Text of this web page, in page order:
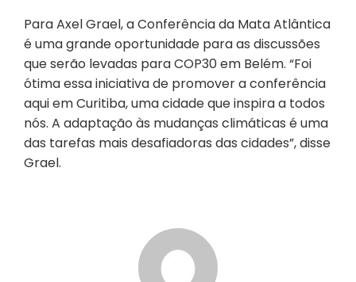
Para Axel Grael, a Conferência da Mata Atlântica
é uma grande oportunidade para as discussões
que serão levadas para COP30 em Belém. “Foi
ótima essa iniciativa de promover a conferência
aqui em Curitiba, uma cidade que inspira a todos
nós. A adaptação às mudanças climáticas é uma
das tarefas mais desafiadoras das cidades”, disse
Grael.